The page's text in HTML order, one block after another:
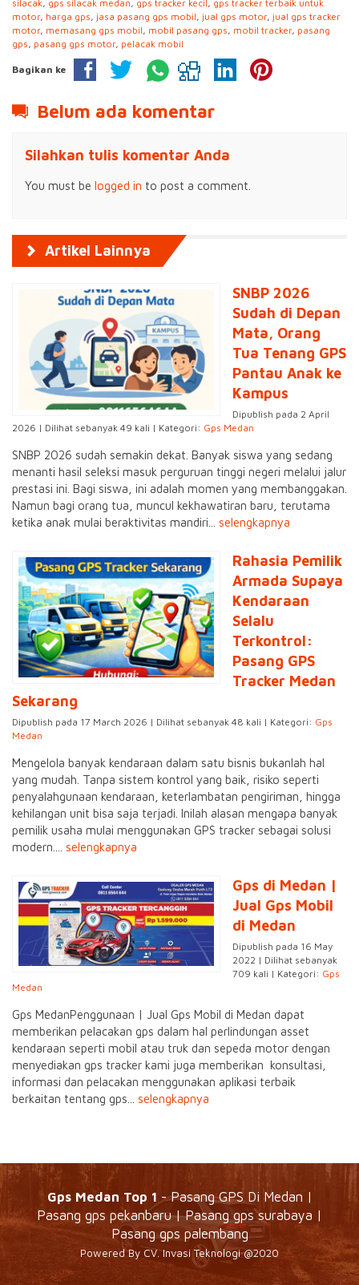
silacak, gps silacak medan, gps tracker kecil, gps tracker terbaik untuk
motor, harga gps, jasa pasang gps mobil, jual gps motor, jual gps tracker
motor, memasang gps mobil, mobil pasang gps, mobil tracker, pasang
gps, pasang gps motor, pelacak mobil
Bagikan ke
Belum ada komentar
Silahkan tulis komentar Anda
You must be logged in to post a comment.
Artikel Lainnya
SNBP 2026
Sudah di Depan
Mata, Orang
Tua Tenang GPS
Pantau Anak ke
Kampus
Dipublish pada 2 April
2026 | Dilihat sebanyak 49 kali | Kategori: Gps Medan
SNBP 2026 sudah semakin dekat. Banyak siswa yang sedang
menanti hasil seleksi masuk perguruan tinggi negeri melalui jalur
prestasi ini. Bagi siswa, ini adalah momen yang membanggakan.
Namun bagi orang tua, muncul kekhawatiran baru, terutama
ketika anak mulai beraktivitas mandiri... selengkapnya
Rahasia Pemilik
Armada Supaya
Kendaraan
Selalu
Terkontrol:
Pasang GPS
Tracker Medan
Sekarang
Dipublish pada 17 March 2026 | Dilihat sebanyak 48 kali | Kategori: Gps
Medan
Mengelola banyak kendaraan dalam satu bisnis bukanlah hal
yang mudah. Tanpa sistem kontrol yang baik, risiko seperti
penyalahgunaan kendaraan, keterlambatan pengiriman, hingga
kehilangan unit bisa saja terjadi. Inilah alasan mengapa banyak
pemilik usaha mulai menggunakan GPS tracker sebagai solusi
modern.... selengkapnya
Gps di Medan |
Jual Gps Mobil
di Medan
Dipublish pada 16 May
2022 | Dilihat sebanyak
709 kali | Kategori: Gps
Medan
Gps MedanPenggunaan | Jual Gps Mobil di Medan dapat
memberikan pelacakan gps dalam hal perlindungan asset
kendaraan seperti mobil atau truk dan sepeda motor dengan
menyediakan gps tracker kami juga memberikan konsultasi,
informasi dan pelacakan menggunakan aplikasi terbaik
berkaitan tentang gps... selengkapnya
Gps Medan Top 1 - Pasang GPS Di Medan |
Pasang gps pekanbaru | Pasang gps surabaya |
Pasang gps palembang
Powered By CV. Invasi Teknologi @2020